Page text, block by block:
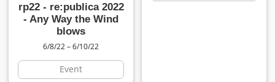
rp22 - re:publica 2022
- Any Way the Wind
blows
6/8/22 – 6/10/22
Event